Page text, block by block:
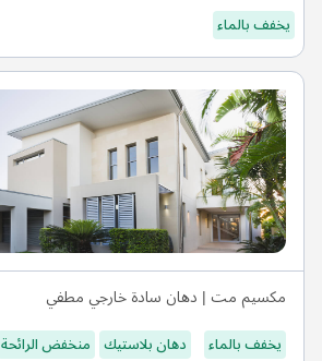
يخفف بالماء
مكسيم مت | دهان سادة خارجي مطفي
يخفف بالماء دهان بلاستيك منخفض الرائحة